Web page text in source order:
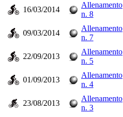
16/03/2014
Allenamento
n. 8
09/03/2014
Allenamento
n. 7
22/09/2013
Allenamento
n. 5
01/09/2013
Allenamento
n. 4
23/08/2013
Allenamento
n. 3